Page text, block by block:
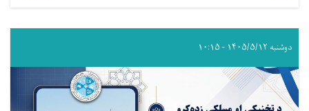
دوشنبه ۱۴۰۵/۵/۱۲ - ۱۰:۱۵